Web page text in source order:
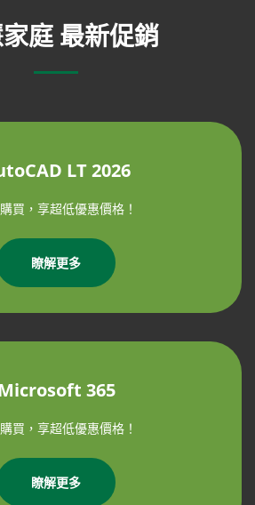
庭 最新促銷
LT 2026
買，享超低優惠價格！
瞭解更多
365
買，享超低優惠價格！
瞭解更多